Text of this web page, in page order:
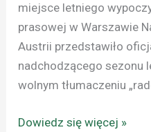
miejsce letniego
prasowej w Warszawie
Austrii przedstawiło
nadchodzącego sezonu
wolnym tłumaczeniu
Dowiedz się więcej »